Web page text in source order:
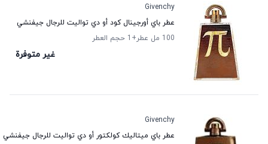
Givenchy
عطر باي أورجينال كود أو دي تواليت للرجال جيفنشي
100 مل عطر
+1 حجم العطر
غير متوفرة
Givenchy
عطر باي ميتاليك كولكتور أو دي تواليت للرجال جيفنشي